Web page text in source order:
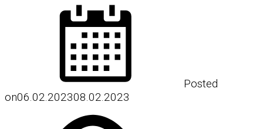
Posted
on06.02.202308.02.2023